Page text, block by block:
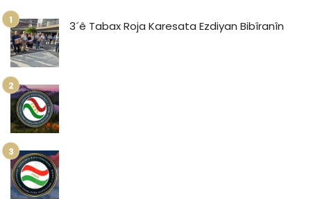
3´ê Tabax Roja Karesata Ezdiyan Bibîranîn